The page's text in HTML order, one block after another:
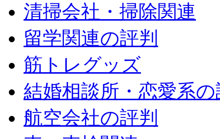
清掃会社・掃除関連
留学関連の評判
筋トレグッズ
結婚相談所・恋愛系
航空会社の評判